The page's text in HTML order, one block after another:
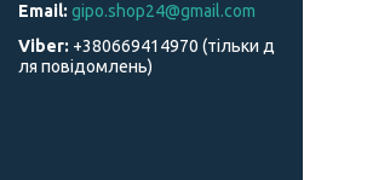
gipo.shop24@gmail.com
+380669414970 (тільки д
ля повідомлень)